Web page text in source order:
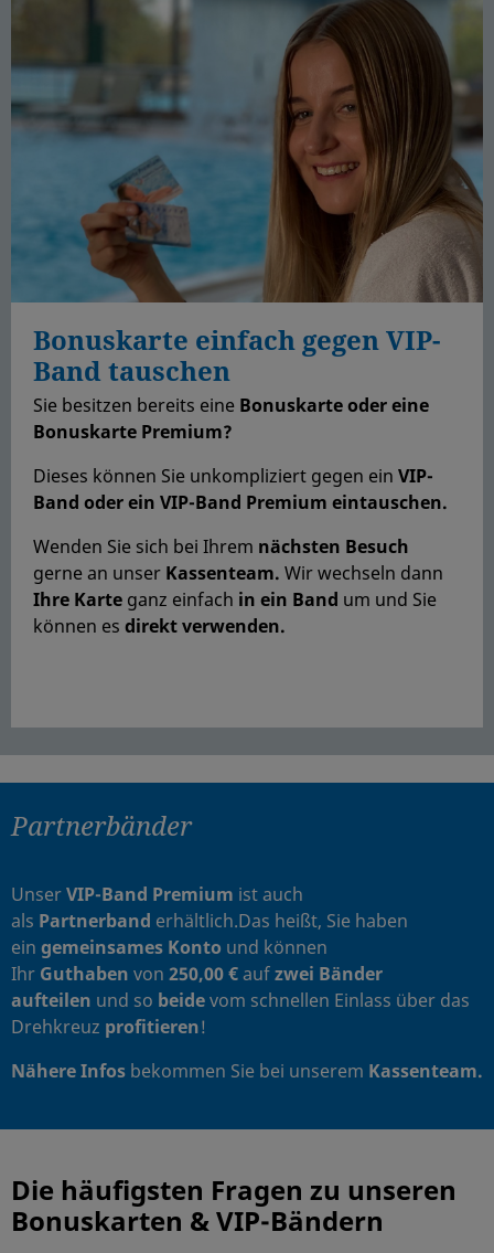
Bonuskarte einfach gegen VIP-
Band tauschen
Sie besitzen bereits eine Bonuskarte oder eine
Bonuskarte Premium?
Dieses können Sie unkompliziert gegen ein VIP-
Band oder ein VIP-Band Premium eintauschen.
Wenden Sie sich bei Ihrem nächsten Besuch
gerne an unser Kassenteam. Wir wechseln dann
Ihre Karte ganz einfach in ein Band um und Sie
können es direkt verwenden.
Partnerbänder
UnserVIP-Band Premium ist auch
als Partnerband erhältlich.Das heißt, Sie haben
ein gemeinsames Konto und können
Ihr Guthaben von 250,00 €aufzwei Bänder
aufteilen und so beidevom schnellen Einlass über das
Drehkreuz profitieren!
Nähere Infos bekommen Sie bei unserem Kassenteam.
Die häufigsten Fragen zu unseren
Bonuskarten & VIP-Bändern